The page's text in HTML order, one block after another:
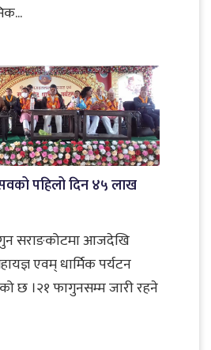
पहिलो दिन ४५ लाख
सराङकोटमा आजदेखि
एवम् धार्मिक पर्यटन
छ ।२१ फागुनसम्म जारी रहने